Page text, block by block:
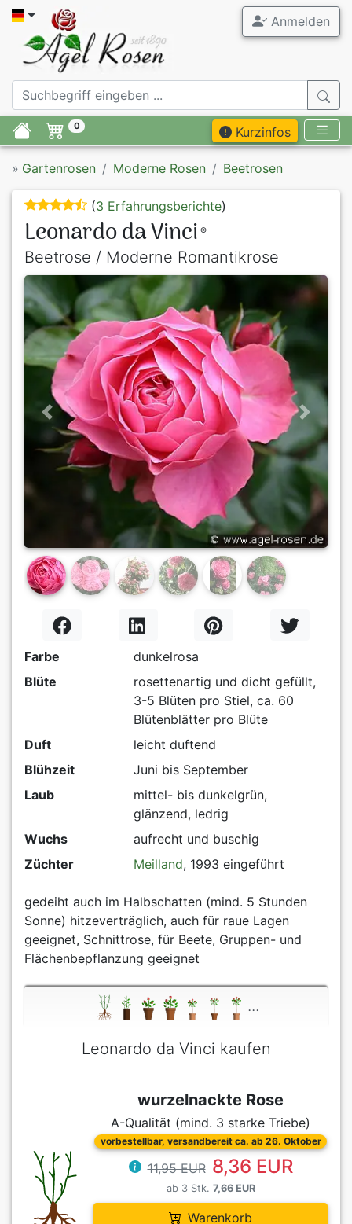
Anmelden
0 Kurzinfos
» Gartenrosen Moderne Rosen Beetrosen
(3 Erfahrungsberichte)
Leonardo da Vinci ®
Beetrose / Moderne Romantikrose
Previous Next
Farbe
dunkelrosa
Blüte
rosettenartig und dicht gefüllt,
3-5 Blüten pro Stiel, ca. 60
Blütenblätter pro Blüte
Duft
leicht duftend
Blühzeit
Juni bis September
Laub
mittel- bis dunkelgrün,
glänzend, ledrig
Wuchs
aufrecht und buschig
Züchter
Meilland, 1993 eingeführt
gedeiht auch im Halbschatten (mind. 5 Stunden
Sonne) hitzeverträglich, auch für raue Lagen
geeignet, Schnittrose, für Beete, Gruppen- und
Flächenbepflanzung geeignet
...
Leonardo da Vinci kaufen
wurzelnackte Rose
A-Qualität (mind. 3 starke Triebe)
vorbestellbar, versandbereit ca. ab 26. Oktober
11,95 EUR 8,36 EUR
ab 3 Stk. 7,66 EUR
Warenkorb